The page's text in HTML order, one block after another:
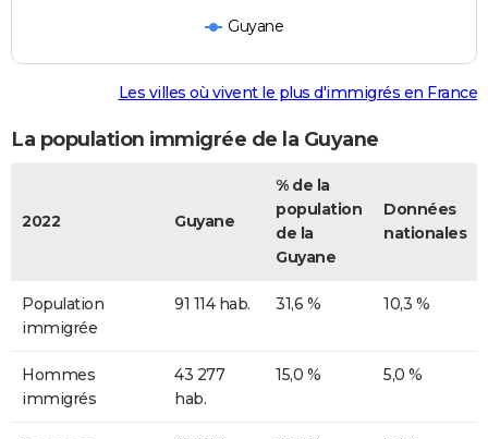
Guyane
Les villes où vivent le plus d'immigrés en France
La population immigrée de la Guyane
2022 Guyane
% de la
population
de la
Guyane
Données
nationales
Population
immigrée
91 114 hab. 31,6 % 10,3 %
Hommes
immigrés
43 277
hab.
15,0 % 5,0 %